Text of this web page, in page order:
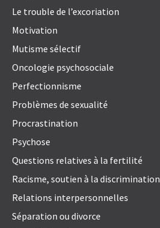
Le trouble de l’excoriation
Motivation
Mutisme sélectif
Oncologie psychosociale
Perfectionnisme
Problèmes de sexualité
Procrastination
Psychose
Questions relatives à la fertilité
Racisme, soutien à la discrimination
Relations interpersonnelles
Séparation ou divorce